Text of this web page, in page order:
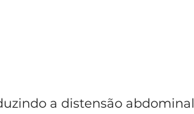
a distensão abdominal